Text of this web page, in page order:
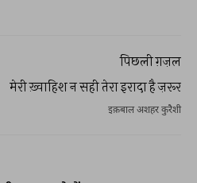
पिछली ग़ज़ल
मेरी ख़्वाहिश न सही तेरा इरादा है ज़रूर
इक़बाल अशहर कुरैशी